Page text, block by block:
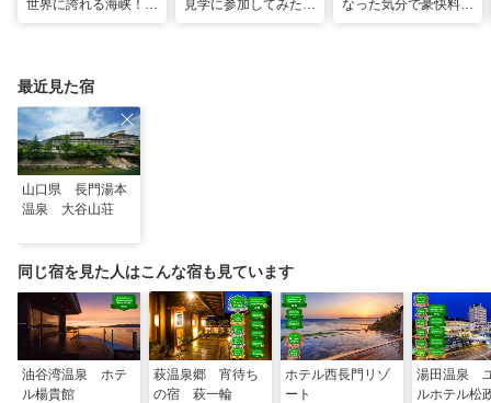
世界に誇れる海峡！
見学に参加してみた！
なった気分で豪快料理
最近見た宿
山口県 長門湯本
温泉 大谷山荘
同じ宿を見た人はこんな宿も見ています
油谷湾温泉 ホテ
ル楊貴館
萩温泉郷 宵待ち
の宿 萩一輪
ホテル西長門リゾ
ート
湯田温泉
ルホテル松